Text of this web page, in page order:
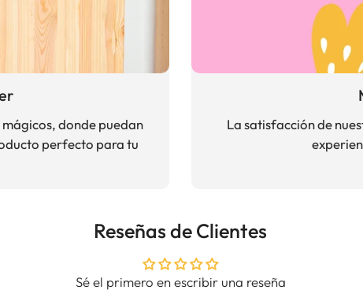
donde puedan
perfecto para tu
La satisfacción de
Reseñas de Clientes
Sé el primero en escribir una reseña